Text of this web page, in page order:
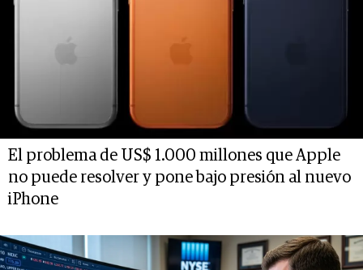
El problema de US$ 1.000 millones que Apple
no puede resolver y pone bajo presión al nuevo
iPhone